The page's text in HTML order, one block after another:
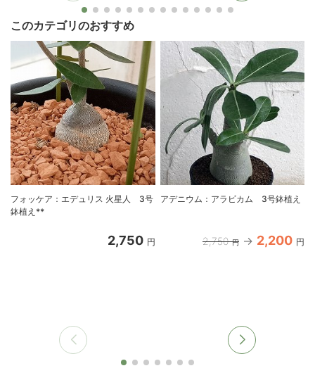
このカテゴリのおすすめ
フォッケア：エデュリス 火星人 3号
鉢植え**
2,750 円
アデニウム：アラビカム 3号鉢植え
2,750 円 2,200 円